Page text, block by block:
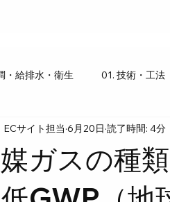
・給排水・衛生 01. 技術・工法
鑑 07. 水回り豆知識
ガスの種
ECサイト担当 6月20日 読了時間: 4分